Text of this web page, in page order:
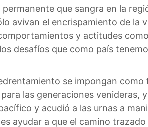
que sangra en la
avivan el encrispamiento de la
y actitudes
desafíos que como país
se impongan
las generaciones venideras,
y acudió a las urnas a
ayudar a que el camino